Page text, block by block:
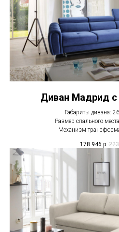
Диван Мадрид с
Габариты дивана:
Размер спального
Механизм
178 946 р.